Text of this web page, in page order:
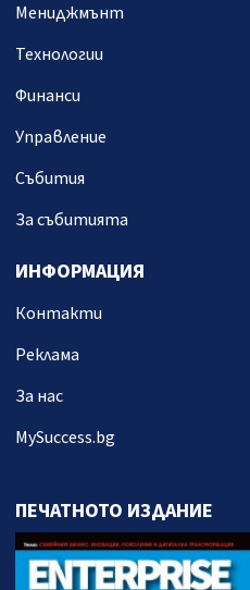
Мениджмънт
Технологии
Финанси
Управление
Събития
За събитията
ИНФОРМАЦИЯ
Контакти
Реклама
За нас
MySuccess.bg
ПЕЧАТНОТО ИЗДАНИЕ